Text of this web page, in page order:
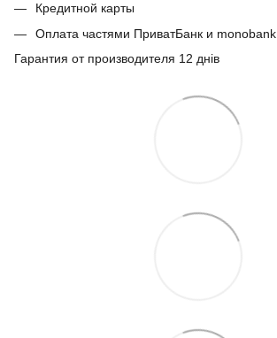
Кредитной карты
Оплата частями ПриватБанк и monobank
Гарантия от производителя 12 днів